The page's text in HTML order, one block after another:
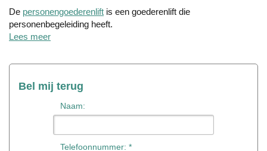
De personengoederenlift is een goederenlift die
personenbegeleiding heeft.
Lees meer
Bel mij terug
Naam:
Telefoonnummer: *